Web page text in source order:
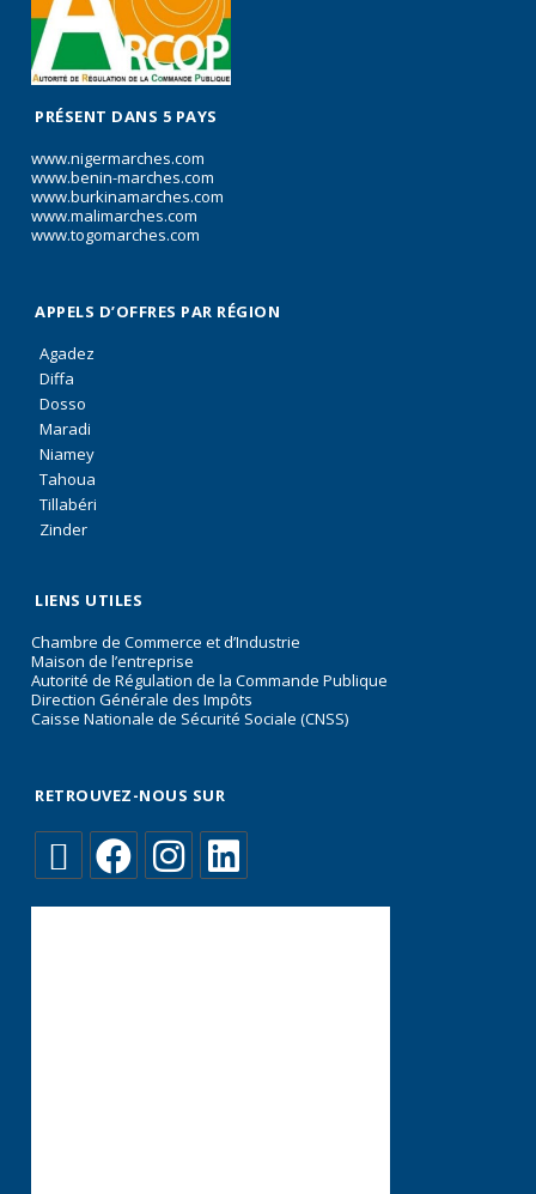
PRÉSENT DANS 5 PAYS
www.nigermarches.com
www.benin-marches.com
www.burkinamarches.com
www.malimarches.com
www.togomarches.com
APPELS D’OFFRES PAR RÉGION
Agadez
Diffa
Dosso
Maradi
Niamey
Tahoua
Tillabéri
Zinder
LIENS UTILES
Chambre de Commerce et d’Industrie
Maison de l’entreprise
Autorité de Régulation de la Commande Publique
Direction Générale des Impôts
Caisse Nationale de Sécurité Sociale (CNSS)
RETROUVEZ-NOUS SUR